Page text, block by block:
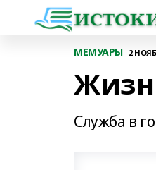
МЕМУАРЫ 2
Служба в